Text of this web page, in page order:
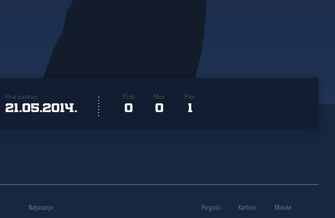
Prvi nastup
21.05.2014.
Pob
0
Ner
0
Por
1
Natjecanje Pogotci Kartoni Minute